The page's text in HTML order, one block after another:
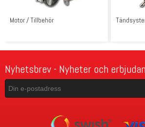
Motor / Tillbehör
Nyhetsbrev - Nyheter och